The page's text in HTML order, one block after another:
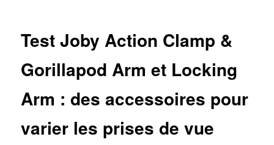
Test Joby Action Clamp &
Gorillapod Arm et Locking
Arm : des accessoires pour
varier les prises de vue